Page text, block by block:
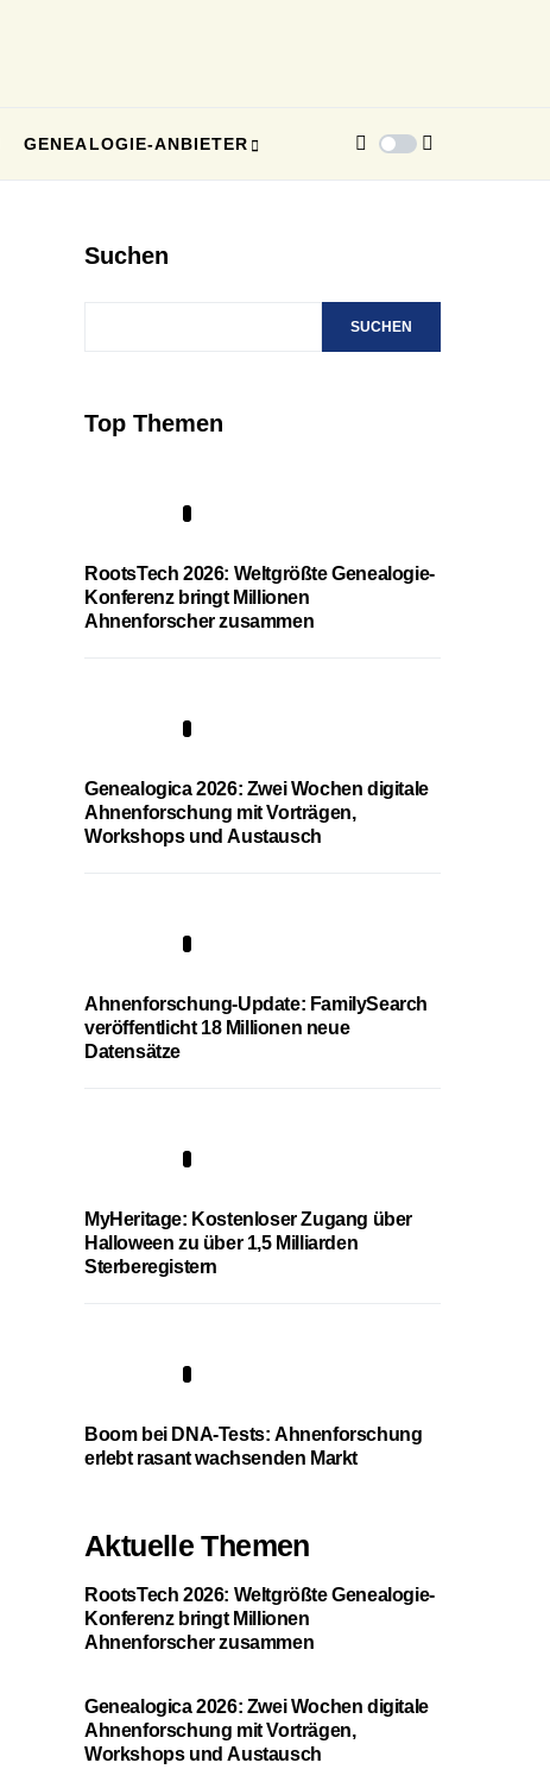
GENEALOGIE-ANBIETER
Suchen
SUCHEN
Top Themen
RootsTech 2026: Weltgrößte Genealogie-
Konferenz bringt Millionen
Ahnenforscher zusammen
Genealogica 2026: Zwei Wochen digitale
Ahnenforschung mit Vorträgen,
Workshops und Austausch
Ahnenforschung-Update: FamilySearch
veröffentlicht 18 Millionen neue
Datensätze
MyHeritage: Kostenloser Zugang über
Halloween zu über 1,5 Milliarden
Sterberegistern
Boom bei DNA-Tests: Ahnenforschung
erlebt rasant wachsenden Markt
Aktuelle Themen
RootsTech 2026: Weltgrößte Genealogie-
Konferenz bringt Millionen
Ahnenforscher zusammen
Genealogica 2026: Zwei Wochen digitale
Ahnenforschung mit Vorträgen,
Workshops und Austausch